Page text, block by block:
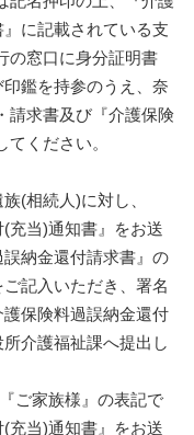
に記載されている支
の窓口に身分証明書
鑑を持参のうえ、奈
請求書及び『介護保険
ください。
(相続人)に対し、
(充当)通知書』をお送
納金還付請求書』の
記入いただき、署名
保険料過誤納金還付
介護福祉課へ提出し
ご家族様』の表記で
(充当)通知書』をお送